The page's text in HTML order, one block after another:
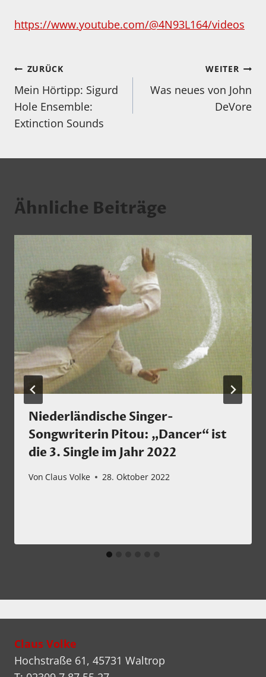
https://www.youtube.com/@4N93L164/videos
Beitragsnavigation
ZURÜCK
Mein Hörtipp: Sigurd
Hole Ensemble:
Extinction Sounds
WEITER
Was neues von John
DeVore
Ähnliche Beiträge
Niederländische Singer-
Songwriterin Pitou: „Dancer“ ist
die 3. Single im Jahr 2022
Von Claus Volke 28. Oktober 2022
Claus Volke
Hochstraße 61, 45731 Waltrop